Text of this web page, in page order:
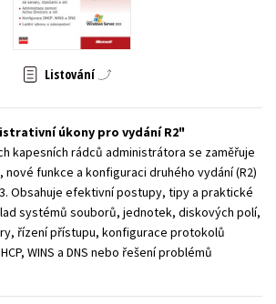
Zahraniční literatura
Všechny tituly
Listování
úkony pro vydání R2
kapesních rádců administrátora se zaměřuje
nové funkce a konfiguraci druhého vydání (R2)
Obsahuje efektivní postupy, tipy a praktické
systémů souborů, jednotek, diskových polí,
řízení přístupu, konfigurace protokolů
WINS a DNS nebo řešení problémů